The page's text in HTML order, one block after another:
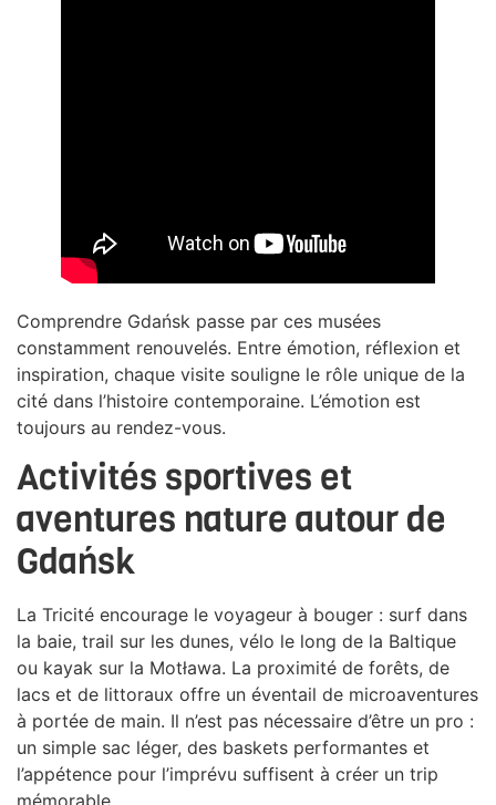
Comprendre Gdańsk passe par ces musées
constamment renouvelés. Entre émotion, réflexion et
inspiration, chaque visite souligne le rôle unique de la
cité dans l’histoire contemporaine. L’émotion est
toujours au rendez-vous.
Activités sportives et
aventures nature autour de
Gdańsk
La Tricité encourage le voyageur à bouger : surf dans
la baie, trail sur les dunes, vélo le long de la Baltique
ou kayak sur la Motława. La proximité de forêts, de
lacs et de littoraux offre un éventail de microaventures
à portée de main. Il n’est pas nécessaire d’être un pro :
un simple sac léger, des baskets performantes et
l’appétence pour l’imprévu suffisent à créer un trip
mémorable.